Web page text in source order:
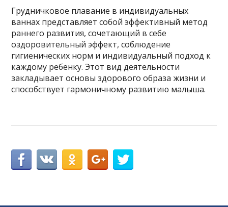
Грудничковое плавание в индивидуальных
ваннах представляет собой эффективный метод
раннего развития, сочетающий в себе
оздоровительный эффект, соблюдение
гигиенических норм и индивидуальный подход к
каждому ребенку. Этот вид деятельности
закладывает основы здорового образа жизни и
способствует гармоничному развитию малыша.